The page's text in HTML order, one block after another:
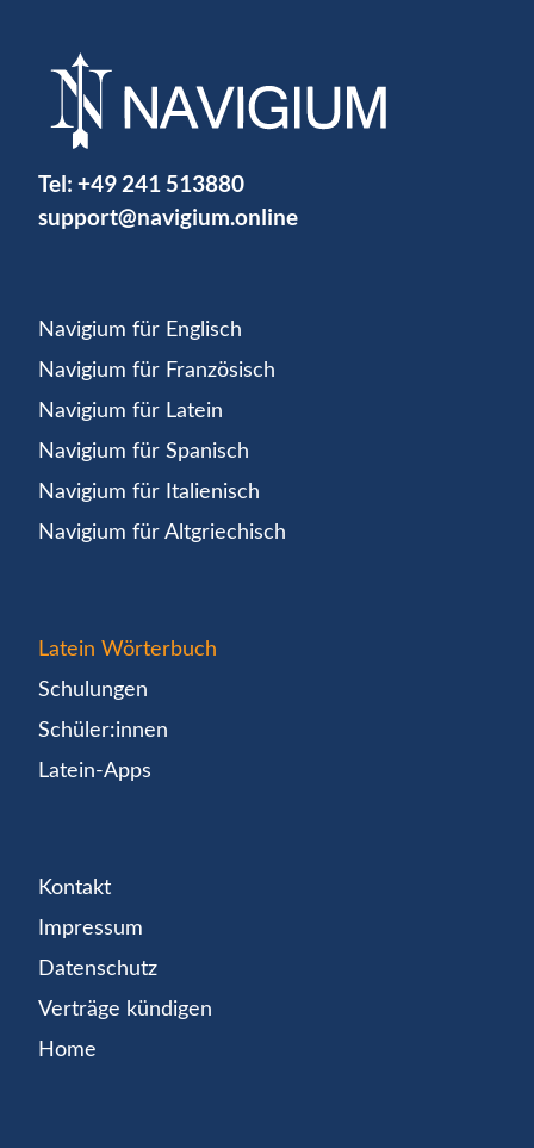
Tel: +49 241 513880
support@navigium.online
Navigium für Englisch
Navigium für Französisch
Navigium für Latein
Navigium für Spanisch
Navigium für Italienisch
Navigium für Altgriechisch
Latein Wörterbuch
Schulungen
Schüler:innen
Latein-Apps
Kontakt
Impressum
Datenschutz
Verträge kündigen
Home